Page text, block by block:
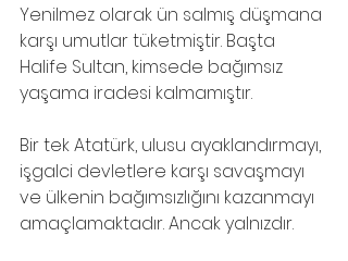
Yenilmez olarak ün salmış düşmana
karşı umutlar tüketmiştir. Başta
Halife Sultan, kimsede bağımsız
yaşama iradesi kalmamıştır.
Bir tek Atatürk, ulusu ayaklandırmayı,
işgalci devletlere karşı savaşmayı
ve ülkenin bağımsızlığını kazanmayı
amaçlamaktadır. Ancak yalnızdır.